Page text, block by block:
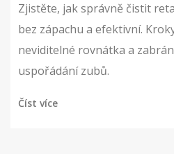
Zjistěte, jak správně čistit
bez zápachu a efektivní.
neviditelné rovnátka a
uspořádání zubů.
Číst více